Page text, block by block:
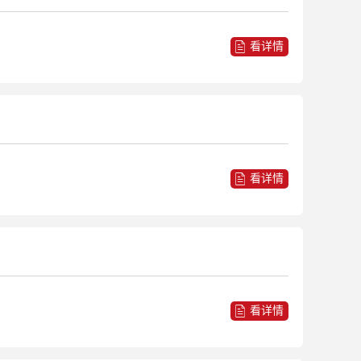
看详情
看详情
看详情